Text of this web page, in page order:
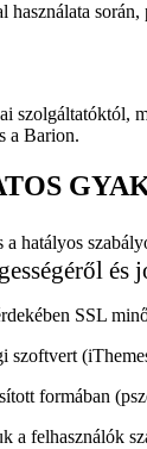
a Barion.
hatályos
SSL
formában
felhasználók